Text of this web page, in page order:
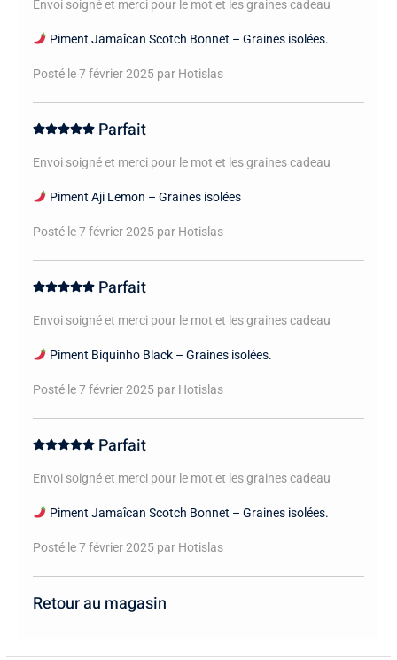
Envoi soigné et merci pour le mot et les graines cadeau
Piment Jamaîcan Scotch Bonnet – Graines isolées.
Posté le 7 février 2025par Hotislas
Parfait
Envoi soigné et merci pour le mot et les graines cadeau
Piment Aji Lemon – Graines isolées
Posté le 7 février 2025par Hotislas
Parfait
Envoi soigné et merci pour le mot et les graines cadeau
Piment Biquinho Black – Graines isolées.
Posté le 7 février 2025par Hotislas
Parfait
Envoi soigné et merci pour le mot et les graines cadeau
Piment Jamaîcan Scotch Bonnet – Graines isolées.
Posté le 7 février 2025par Hotislas
Retour au magasin